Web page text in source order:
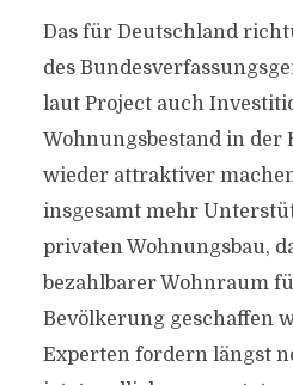
Das für Deutschland
des
laut Project auch
Wohnungsbestand in der
wieder attraktiver
insgesamt mehr
privaten Wohnungsbau,
bezahlbarer Wohnraum
Bevölkerung geschaffen
Experten fordern längst